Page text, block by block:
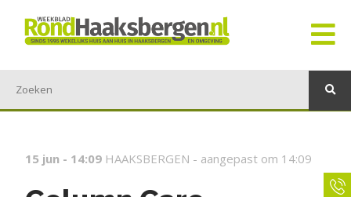
15 jun - 14:09 HAAKSBERGEN - aangepast om 14:09